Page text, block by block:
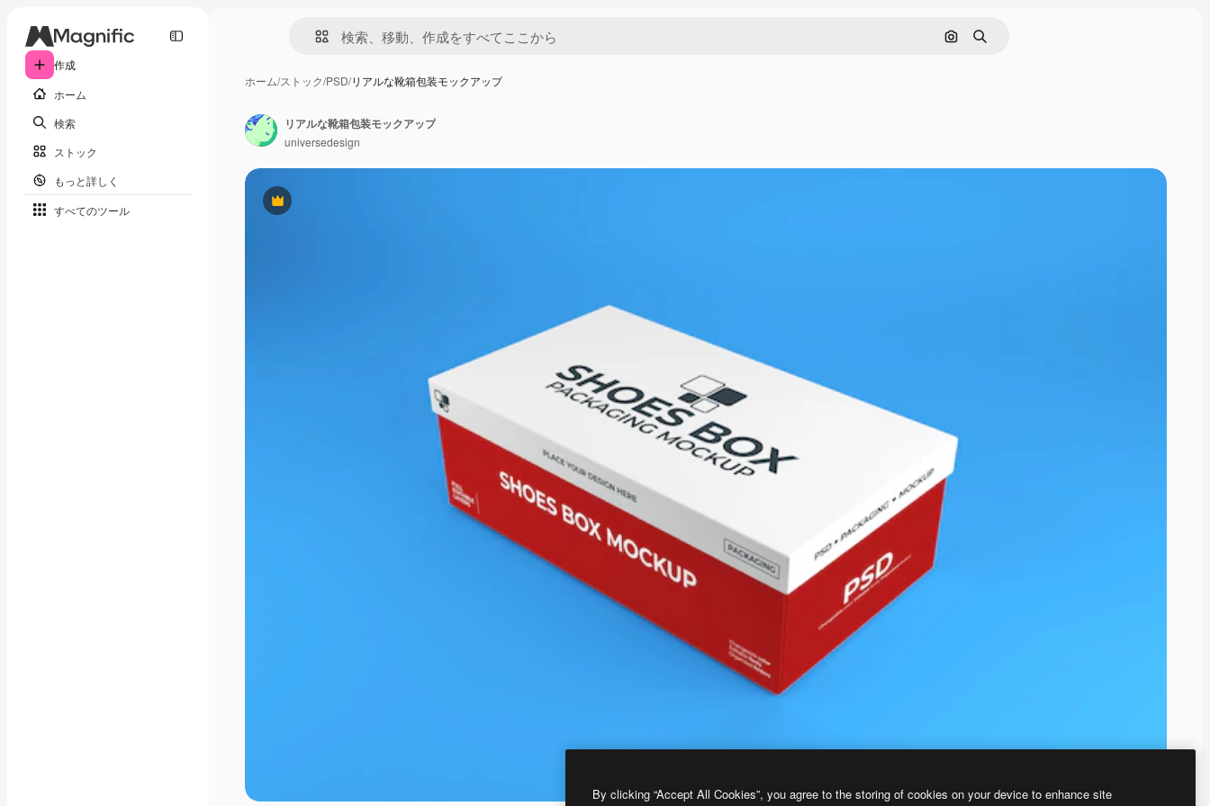
作成
ホーム
検索
ストック
もっと詳しく
すべてのツール
画像で検索
検索
ホーム/ストック/PSD/リアルな靴箱包装モックアップ
Premium
リアルな靴箱包装モックアップ
universedesign
By clicking “Accept All Cookies”, you agree to the storing of cookies on your device to enhance site